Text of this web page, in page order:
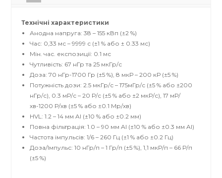
Технічні характеристики
Анодна напруга: 38 – 155 кВп (±2 %)
Час: 0,33 мс – 9999 с (±1 % або ± 0.33 мс)
Mін. час. експозиції: 0.1 мс
Чутливість: 67 нГр та 25 мкГр/с
Доза: 70 нГр-1700 Гр (±5 %), 8 мкР – 200 кР (±5 %)
Потужність дози: 2.5 мкГр/с – 175мГр/с (±5 % або ±200
нГр/с), 0.3 мР/с – 20 Р/с (±5 % або ±2 мкР/с), 17 мР/
хв-1200 Р/хв (±5 % або ±0.1 Мр/хв)
HVL: 1.2 – 14 мм Al (±10 % або ±0.2 мм)
Повна фільтрація: 1.0 – 90 мм Al (±10 % або ±0.3 мм Al)
Частота імпульсів: 1/6 – 260 Гц (±1 % або ±0.2 Гц)
Доза/Імпульс: 10 нГр/п – 1 Гр/п (±5 %), 1,1 мкР/п – 66 Р/п
(±5 %)